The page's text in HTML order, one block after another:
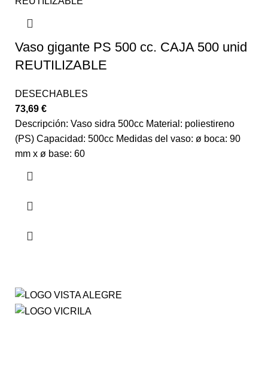
Vaso gigante PS 500 cc. CAJA 500 unid
REUTILIZABLE
DESECHABLES
73,69 €
Descripción: Vaso sidra 500cc Material: poliestireno
(PS) Capacidad: 500cc Medidas del vaso: ø boca: 90
mm x ø base: 60